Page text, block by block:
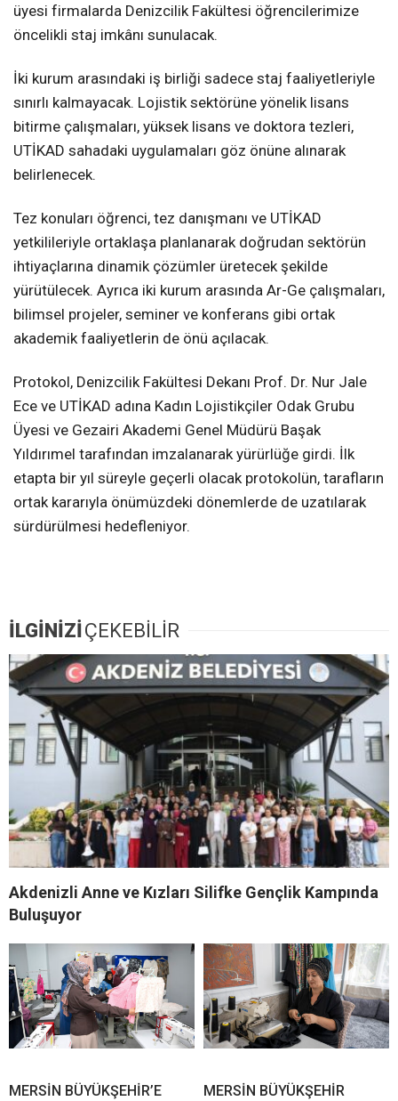
üyesi firmalarda Denizcilik Fakültesi öğrencilerimize
öncelikli staj imkânı sunulacak.
İki kurum arasındaki iş birliği sadece staj faaliyetleriyle
sınırlı kalmayacak. Lojistik sektörüne yönelik lisans
bitirme çalışmaları, yüksek lisans ve doktora tezleri,
UTİKAD sahadaki uygulamaları göz önüne alınarak
belirlenecek.
Tez konuları öğrenci, tez danışmanı ve UTİKAD
yetkilileriyle ortaklaşa planlanarak doğrudan sektörün
ihtiyaçlarına dinamik çözümler üretecek şekilde
yürütülecek. Ayrıca iki kurum arasında Ar-Ge çalışmaları,
bilimsel projeler, seminer ve konferans gibi ortak
akademik faaliyetlerin de önü açılacak.
Protokol, Denizcilik Fakültesi Dekanı Prof. Dr. Nur Jale
Ece ve UTİKAD adına Kadın Lojistikçiler Odak Grubu
Üyesi ve Gezairi Akademi Genel Müdürü Başak
Yıldırımel tarafından imzalanarak yürürlüğe girdi. İlk
etapta bir yıl süreyle geçerli olacak protokolün, tarafların
ortak kararıyla önümüzdeki dönemlerde de uzatılarak
sürdürülmesi hedefleniyor.
İLGİNİZİÇEKEBİLİR
Akdenizli Anne ve Kızları Silifke Gençlik Kampında
Buluşuyor
MERSİN BÜYÜKŞEHİR’E
MERSİN BÜYÜKŞEHİR